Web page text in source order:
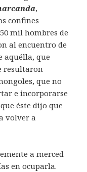
,
confines
mil hombres de
al encuentro de
aquélla, que
resultaron
que no
e incorporarse
éste dijo que
volver a
a merced
en ocuparla.